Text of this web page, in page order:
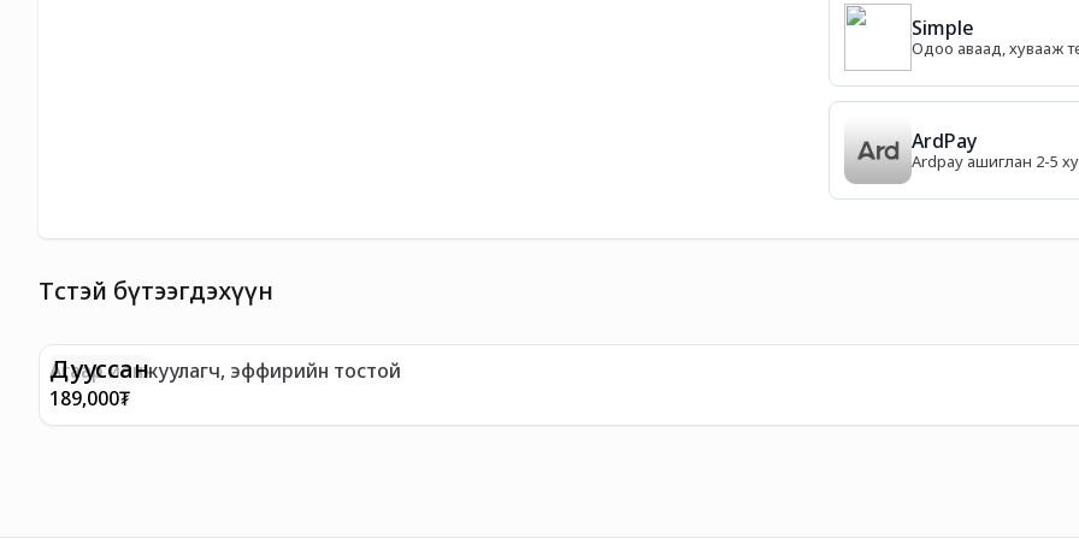
Simple
Одоо аваад, хувааж
ArdPay
Ardpay ашиглан 2-5
Төстэй бүтээгдэхүүн
Дууссан
Агаар ионжуулагч, эффирийн тостой
189,000₮